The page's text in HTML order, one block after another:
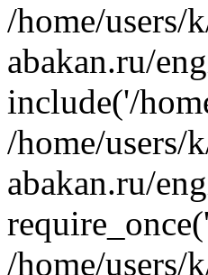
/home/users/
abakan.ru/
include('/
/home/users/
abakan.ru/
/home/users/